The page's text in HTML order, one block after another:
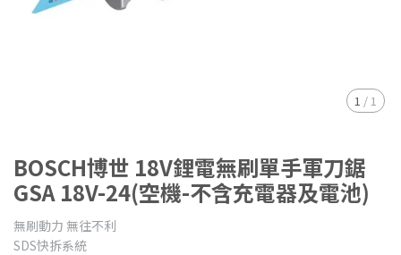
1 / 1
BOSCH博世 18V鋰電無刷單手軍刀鋸
GSA 18V-24(空機-不含充電器及電池)
無刷動力 無往不利
SDS快拆系統